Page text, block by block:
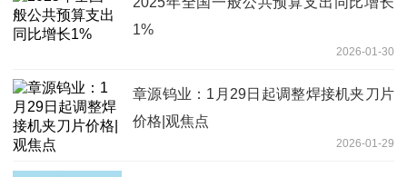
1%
2026-01-30
章源钨业：1月29日起调整焊接机夹刀片
价格|观焦点
2026-01-29